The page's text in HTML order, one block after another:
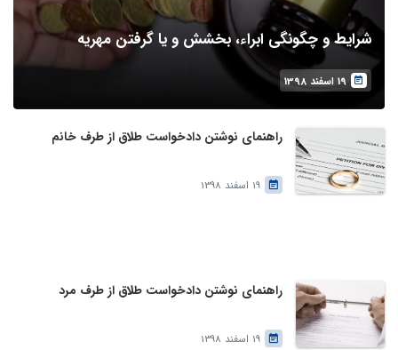
شرایط و چگونگی ابراء، بخشش و یا گرفتن مهریه
19 اسفند 1398
راهنمای نوشتن دادخواست طلاق از طرف خانم
19 اسفند 1398
راهنمای نوشتن دادخواست طلاق از طرف مرد
19 اسفند 1398